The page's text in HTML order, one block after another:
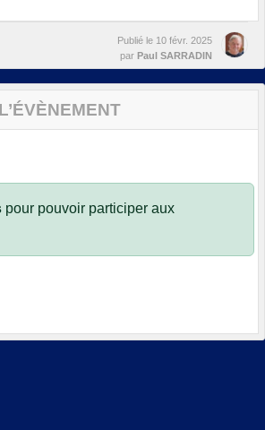
Publié le 10 févr. 2025
par Paul SARRADIN
pour pouvoir participer aux